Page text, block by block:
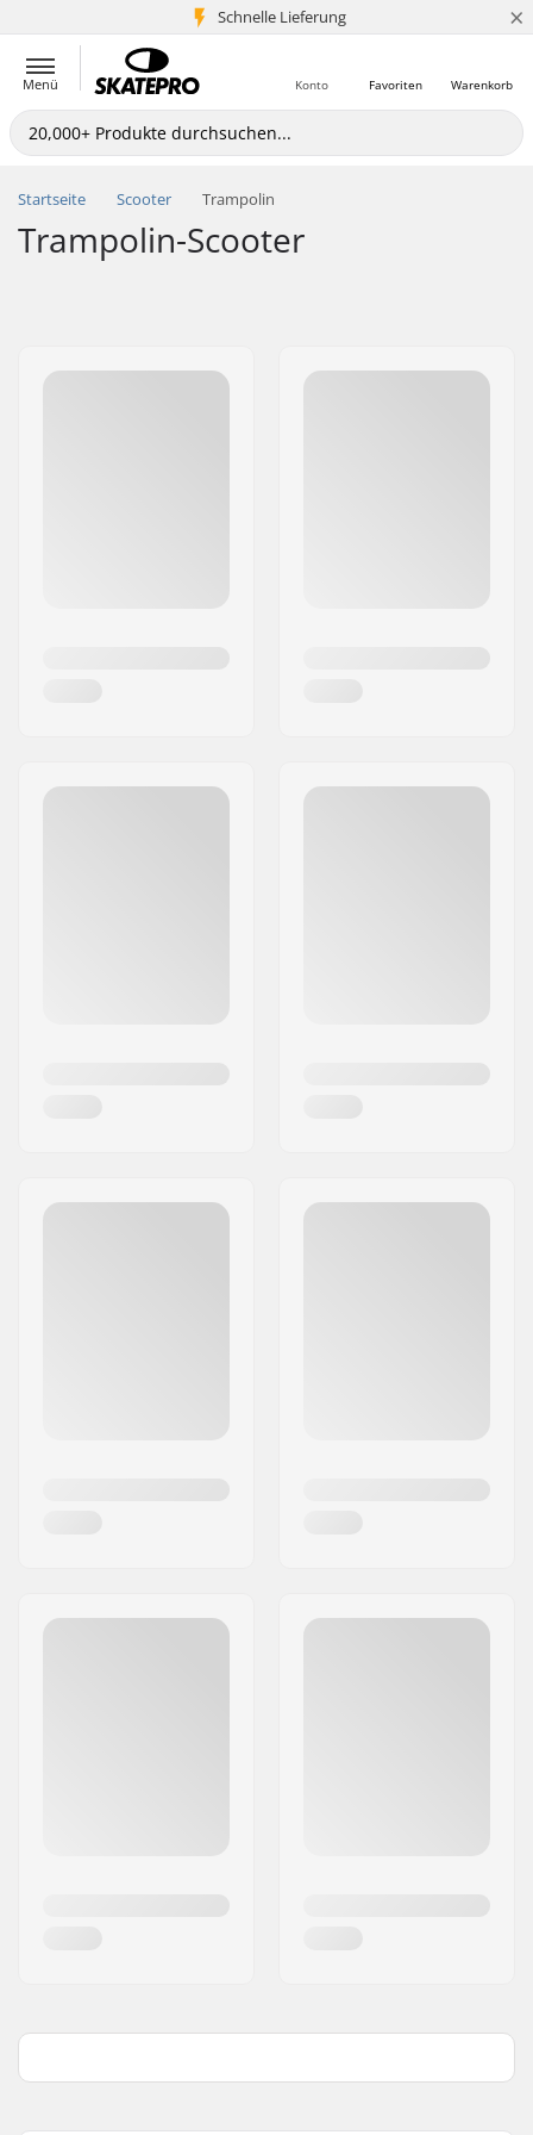
Schnelle Lieferung
5+ Mio. Kunden ×
Menü Warenkorb
Favoriten
Konto
Startseite Scooter Trampolin
Trampolin-Scooter